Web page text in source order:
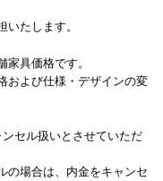
たします。
具価格です。
および仕様・デザインの変
セル扱いとさせていただ
の場合は、内金をキャンセ